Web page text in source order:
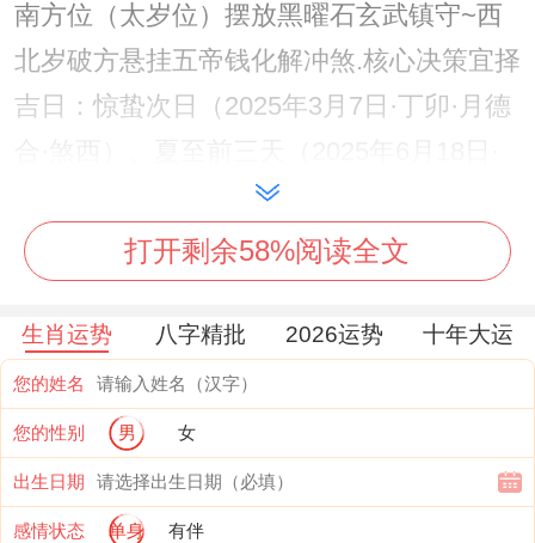
南方位（太岁位）摆放黑曜石玄武镇守~西
北岁破方悬挂五帝钱化解冲煞.核心决策宜择
吉日：惊蛰次日（2025年3月7日·丁卯·月德
甲午·天德·煞北）、霜降前五日（2025年10
月怎么说呢18日·乙亥·三合·煞南）。
这些时日紫白飞星进步成"一白贪狼遇六白
武曲"的智慧格局,不一样适合签约谈判或学
术研究。
打开剩余58%阅读全文
生肖运势 八字精批 2026运势 十年大运
您的姓名
您的性别 男 女
出生日期
感情状态 单身 有伴